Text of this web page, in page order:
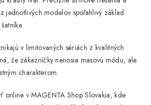
jednotlivých modelov spoľahlivý základ
v limitovaných sériách z kvalitných
že zákazníčky nenosia masovú módu, ale
charakterom.
online vMAGENTA Shop Slovakia, kde